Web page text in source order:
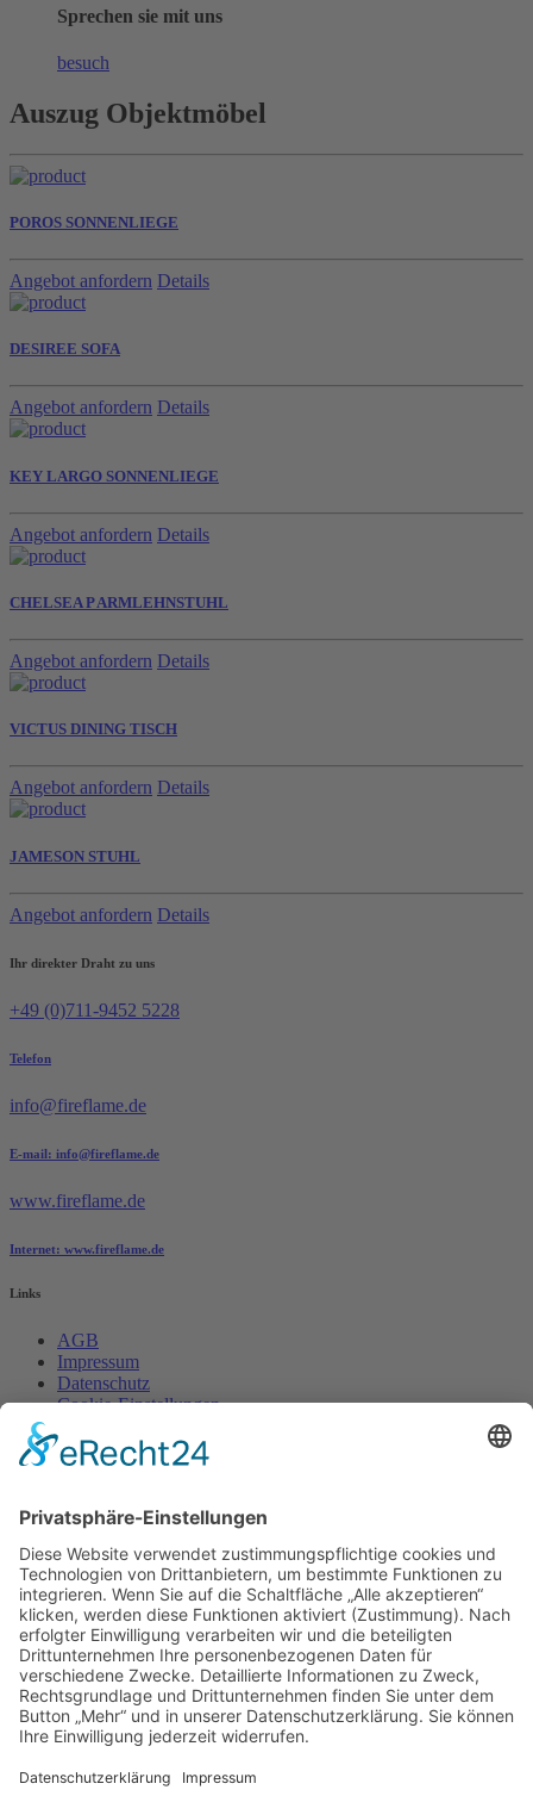
Sprechen sie mit uns
besuch
Auszug Objektmöbel
POROS SONNENLIEGE
Angebot anfordern Details
DESIREE SOFA
Angebot anfordern Details
KEY LARGO SONNENLIEGE
Angebot anfordern Details
CHELSEA P ARMLEHNSTUHL
Angebot anfordern Details
VICTUS DINING TISCH
Angebot anfordern Details
JAMESON STUHL
Angebot anfordern Details
Ihr direkter Draht zu uns
+49 (0)711-9452 5228
Telefon
info@fireflame.de
E-mail: info@fireflame.de
www.fireflame.de
Internet: www.fireflame.de
Links
AGB
Impressum
Datenschutz
Cookie-Einstellungen
Friedrich-List-Str. 38
D-70771 LEINFELDEN-ECHTERDINGEN
Termine nur nach Vereinbarung!
fireflame - einrichtung und design. © Copyright - 2018|Alle
Rechte vorbehalten